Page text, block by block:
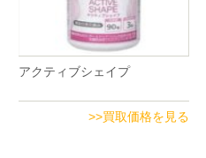
アクティブシェイプ
>>買取価格を見る